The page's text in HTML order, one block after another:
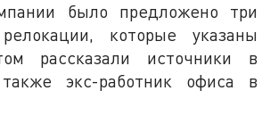
было предложено три
которые указаны
рассказали источники в
экс-работник офиса в